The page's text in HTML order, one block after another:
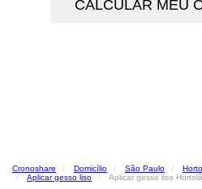
Cronoshare Domicílio São Paulo
Aplicar gesso liso
Aplicar gesso liso